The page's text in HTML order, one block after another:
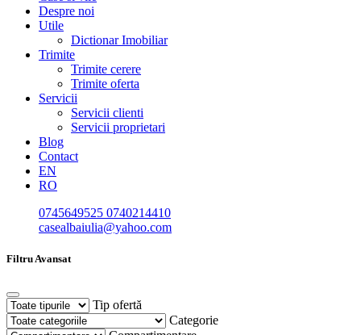
Despre noi
Utile
Dictionar Imobiliar
Trimite
Trimite cerere
Trimite oferta
Servicii
Servicii clienti
Servicii proprietari
Blog
Contact
EN
RO
0745649525 0740214410
casealbaiulia@yahoo.com
Filtru Avansat
Tip ofertă
Categorie